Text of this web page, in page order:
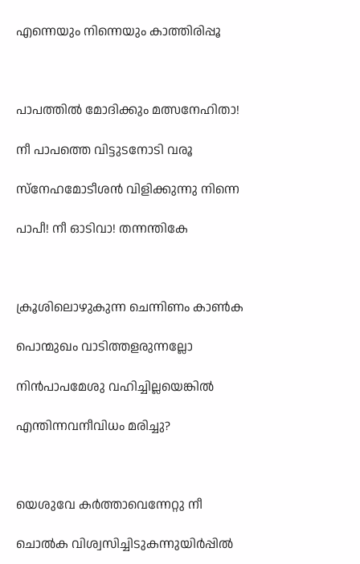
എന്നെയും നിന്നെയും കാത്തിരിപ്പൂ
പാപത്തിൽ മോദിക്കും മത്സനേഹിതാ!
നീ പാപത്തെ വിട്ടുടനോടി വരൂ
സ്നേഹമോടീശൻ വിളിക്കുന്നു നിന്നെ
പാപീ! നീ ഓടിവാ! തന്നന്തികേ
ക്രൂശിലൊഴുകുന്ന ചെന്നിണം കാൺക
പൊന്മുഖം വാടിത്തളരുന്നല്ലോ
നിൻപാപമേശു വഹിച്ചില്ലയെങ്കിൽ
എന്തിന്നവനീവിധം മരിച്ചു?
യെശുവേ കർത്താവെന്നേറ്റു നീ
ചൊൽക വിശ്വസിച്ചിടുകന്നുയിർപ്പിൽ